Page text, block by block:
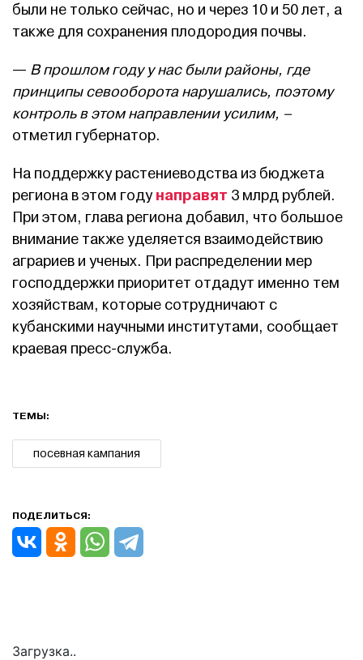
были не только сейчас, но и через 10 и 50 лет, а
также для сохранения плодородия почвы.
— В прошлом году у нас были районы, где
принципы севооборота нарушались, поэтому
контроль в этом направлении усилим, –
отметил губернатор.
На поддержку растениеводства из бюджета
региона в этом годунаправят 3 млрд рублей.
При этом, глава региона добавил, что большое
внимание также уделяется взаимодействию
аграриев и ученых. При распределении мер
господдержки приоритет отдадут именно тем
хозяйствам, которые сотрудничают с
кубанскими научными институтами, сообщает
краевая пресс-служба.
ТЕМЫ:
посевная кампания
ПОДЕЛИТЬСЯ:
Загрузка..